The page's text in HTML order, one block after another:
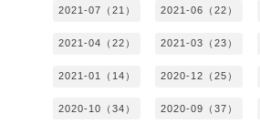
2021-07（21） 2021-06（22）
2021-04（22） 2021-03（23）
2021-01（14） 2020-12（25）
2020-10（34） 2020-09（37）